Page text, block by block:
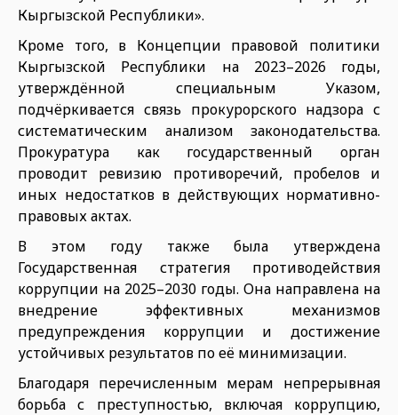
Кыргызской Республики».
Кроме того, в Концепции правовой политики
Кыргызской Республики на 2023–2026 годы,
утверждённой специальным Указом,
подчёркивается связь прокурорского надзора с
систематическим анализом законодательства.
Прокуратура как государственный орган
проводит ревизию противоречий, пробелов и
иных недостатков в действующих нормативно-
правовых актах.
В этом году также была утверждена
Государственная стратегия противодействия
коррупции на 2025–2030 годы. Она направлена на
внедрение эффективных механизмов
предупреждения коррупции и достижение
устойчивых результатов по её минимизации.
Благодаря перечисленным мерам непрерывная
борьба с преступностью, включая коррупцию,